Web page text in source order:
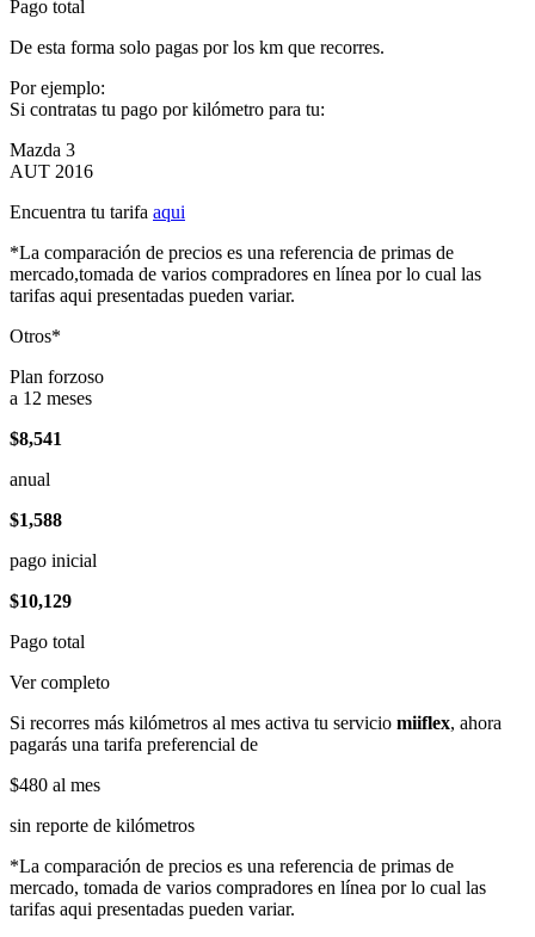
Pago total
De esta forma solo pagas por los km que recorres.
Por ejemplo:
Si contratas tu pago por kilómetro para tu:
Mazda 3
AUT 2016
Encuentra tu tarifa aqui
*La comparación de precios es una referencia de primas de
mercado,tomada de varios compradores en línea por lo cual las
tarifas aqui presentadas pueden variar.
Otros*
Plan forzoso
a 12 meses
$8,541
anual
$1,588
pago inicial
$10,129
Pago total
Ver completo
Si recorres más kilómetros al mes activa tu servicio miiflex, ahora
pagarás una tarifa preferencial de
$480 al mes
sin reporte de kilómetros
*La comparación de precios es una referencia de primas de
mercado, tomada de varios compradores en línea por lo cual las
tarifas aqui presentadas pueden variar.